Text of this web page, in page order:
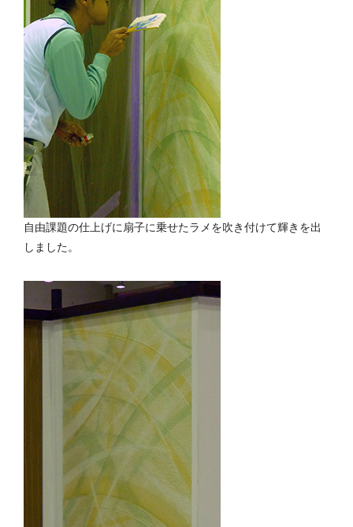
自由課題の仕上げに扇子に乗せたラメを吹き付けて輝きを出
しました。